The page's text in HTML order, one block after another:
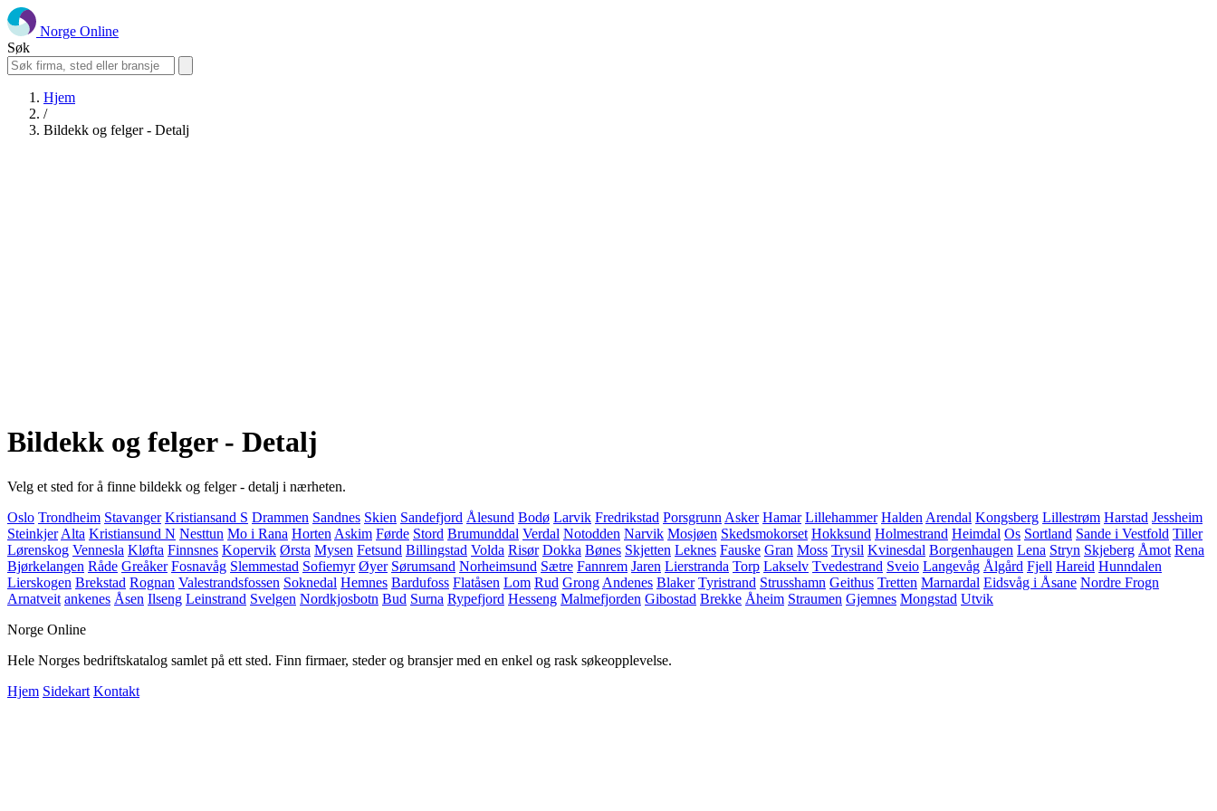
Norge Online
Søk
Hjem
/
Bildekk og felger - Detalj
Bildekk og felger - Detalj
Velg et sted for å finne bildekk og felger - detalj i nærheten.
Oslo Trondheim Stavanger Kristiansand S Drammen Sandnes Skien Sandefjord Ålesund Bodø Larvik Fredrikstad Porsgrunn Asker Hamar Lillehammer Halden Arendal Kongsberg Lillestrøm Harstad Jessheim
Steinkjer Alta Kristiansund N Nesttun Mo i Rana Horten Askim Førde Stord Brumunddal Verdal Notodden Narvik Mosjøen Skedsmokorset Hokksund Holmestrand Heimdal Os Sortland Sande i Vestfold Tiller
Lørenskog Vennesla Kløfta Finnsnes Kopervik Ørsta Mysen Fetsund Billingstad Volda Risør Dokka Bønes Skjetten Leknes Fauske Gran Moss Trysil Kvinesdal Borgenhaugen Lena Stryn Skjeberg Åmot Rena
Bjørkelangen Råde Greåker Fosnavåg Slemmestad Sofiemyr Øyer Sørumsand Norheimsund Sætre Fannrem Jaren Lierstranda Torp Lakselv Tvedestrand Sveio Langevåg Ålgård Fjell Hareid Hunndalen
Lierskogen Brekstad Rognan Valestrandsfossen Soknedal Hemnes Bardufoss Flatåsen Lom Rud Grong Andenes Blaker Tyristrand Strusshamn Geithus Tretten Marnardal Eidsvåg i Åsane Nordre Frogn
Arnatveit ankenes Åsen Ilseng Leinstrand Svelgen Nordkjosbotn Bud Surna Rypefjord Hesseng Malmefjorden Gibostad Brekke Åheim Straumen Gjemnes Mongstad Utvik
Norge Online
Hele Norges bedriftskatalog samlet på ett sted. Finn firmaer, steder og bransjer med en enkel og rask søkeopplevelse.
Hjem Sidekart Kontakt